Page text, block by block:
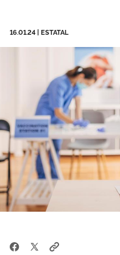
Vídeos
Documentos
Publicaciones
16.01.24 ESTATAL